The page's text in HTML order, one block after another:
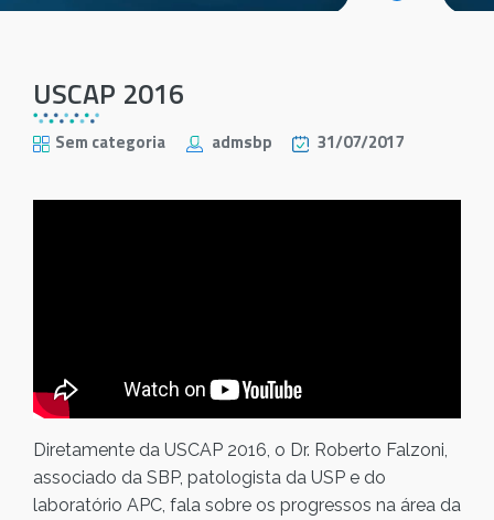
USCAP 2016
Sem categoria admsbp 31/07/2017
Diretamente da USCAP 2016, o Dr. Roberto Falzoni,
associado da SBP, patologista da USP e do
laboratório APC, fala sobre os progressos na área da